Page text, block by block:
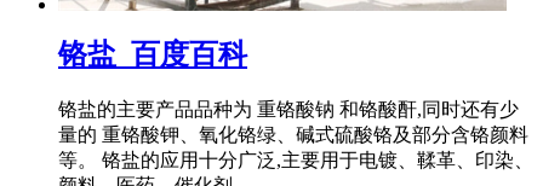
铬盐_百度百科
铬盐的主要产品品种为 重铬酸钠 和铬酸酐,同时还有少
量的 重铬酸钾、氧化铬绿、碱式硫酸铬及部分含铬颜料
等。 铬盐的应用十分广泛,主要用于电镀、鞣革、印染、